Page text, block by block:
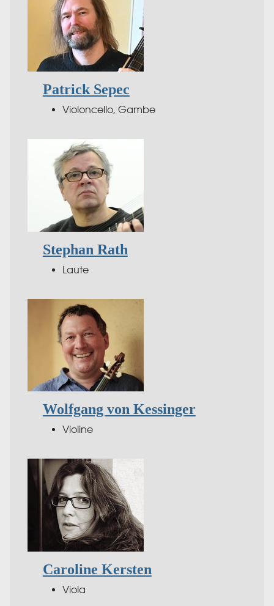
Patrick Sepec
Violoncello, Gambe
Stephan Rath
Laute
Wolfgang von Kessinger
Violine
Caroline Kersten
Viola